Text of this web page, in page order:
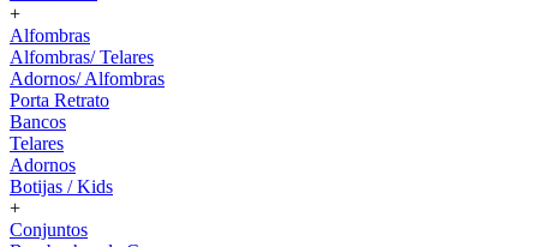
+
Alfombras
Alfombras/ Telares
Adornos/ Alfombras
Porta Retrato
Bancos
Telares
Adornos
Botijas / Kids
+
Conjuntos